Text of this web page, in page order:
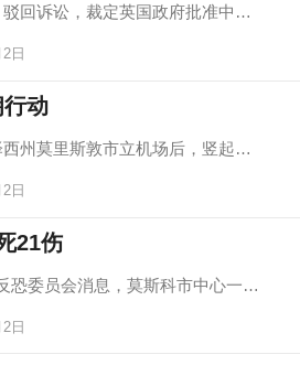
回诉讼，裁定英国政府批准中…
日
动
州莫里斯敦市立机场后，竖起…
日
21伤
恐委员会消息，莫斯科市中心一…
日